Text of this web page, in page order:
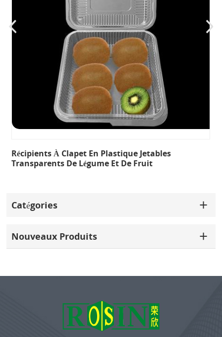
À Clapet En Plastique Jetables
De Légume Et De Fruit
Boîte À
Catégories
Nouveaux Produits